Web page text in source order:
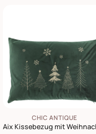
CHIC ANTIQUE